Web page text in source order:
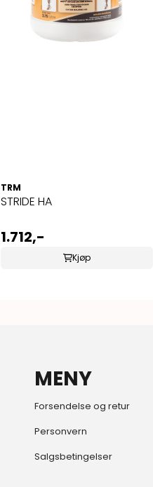
TRM
STRIDE HA
1.712,-
Kjøp
MENY
Forsendelse og retur
Personvern
Salgsbetingelser